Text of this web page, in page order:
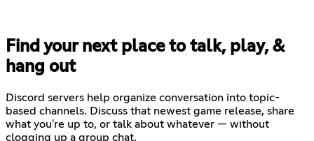
Find your next place to talk, play, &
hang out
Discord servers help organize conversation into topic-
based channels. Discuss that newest game release, share
what you're up to, or talk about whatever — without
clogging up a group chat.